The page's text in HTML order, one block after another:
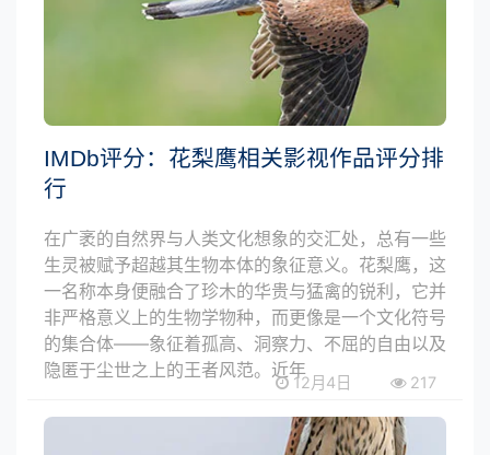
IMDb评分：花梨鹰相关影视作品评分排
行
在广袤的自然界与人类文化想象的交汇处，总有一些
生灵被赋予超越其生物本体的象征意义。花梨鹰，这
一名称本身便融合了珍木的华贵与猛禽的锐利，它并
非严格意义上的生物学物种，而更像是一个文化符号
的集合体——象征着孤高、洞察力、不屈的自由以及
隐匿于尘世之上的王者风范。近年
12月4日 217